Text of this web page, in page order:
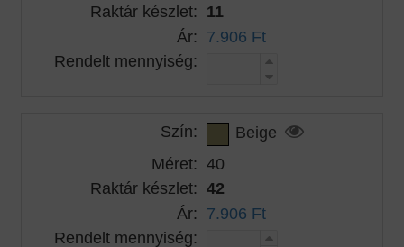
Raktár készlet: 11
Ár: 7.906 Ft
Rendelt mennyiség:
Szín:
Beige
Méret: 40
Raktár készlet: 42
Ár: 7.906 Ft
Rendelt mennyiség: